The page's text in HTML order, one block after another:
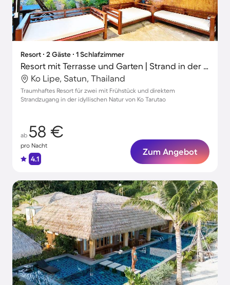
Resort ∙ 2 Gäste ∙ 1 Schlafzimmer
Resort mit Terrasse und Garten | Strand in der Nähe
Ko Lipe, Satun, Thailand
Traumhaftes Resort für zwei mit Frühstück und direktem
Strandzugang in der idyllischen Natur von Ko Tarutao
ab 58 €
pro Nacht
4.1
Zum Angebot